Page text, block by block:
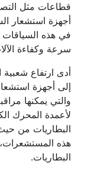
قطاعات مثل
أجهزة استشعار
في هذه السياقات
سرعة وكفاءة
أدى ارتفاع شعبية
إلى أجهزة
والتي يمكنها
لأعمدة المحرك
البطاريات من
هذه
البطاريات.